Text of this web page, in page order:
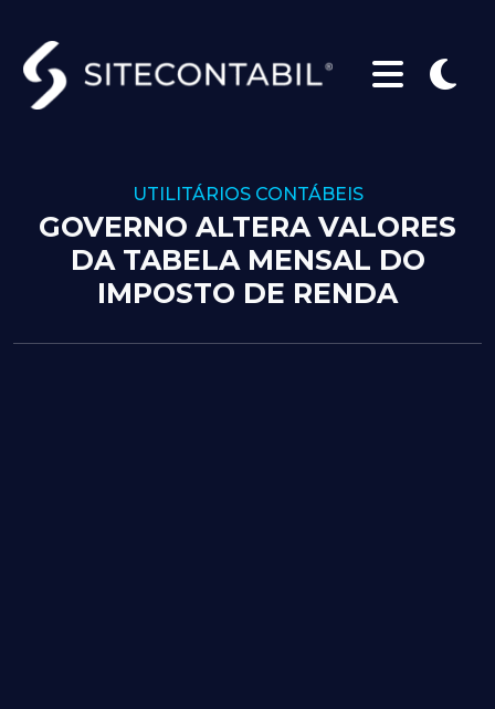
UTILITÁRIOS CONTÁBEIS
GOVERNO ALTERA VALORES
DA TABELA MENSAL DO
IMPOSTO DE RENDA